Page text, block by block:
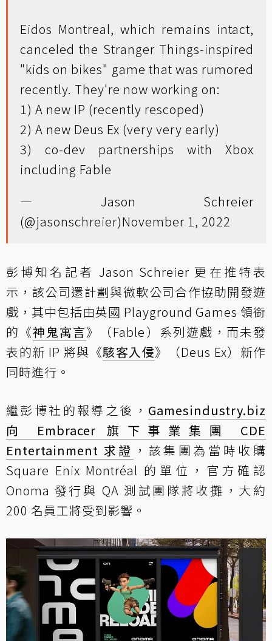
Eidos Montreal, which remains intact,
canceled the Stranger Things-inspired
"kids on bikes" game that was rumored
recently. They're now working on:
1) A new IP (recently rescoped)
2) A new Deus Ex (very very early)
3) co-dev partnerships with Xbox
including Fable
— Jason Schreier
(@jasonschreier)November 1, 2022
彭博知名記者 Jason Schreier 更在推特表
示，該公司還計劃與微軟公司合作協助開發遊
戲，其中包括由英國 Playground Games 領銜
的《神鬼寓言》（Fable）系列遊戲，而未發
表的新 IP 將與《駭客入侵》（Deus Ex）新作
同時進行。
繼彭博社的報導之後， Gamesindustry.biz
向 Embracer 旗下事業集團 CDE
Entertainment 求證 ，該集團為當時收購
Square Enix Montréal 的單位，官方確認
Onoma 發行與 QA 測試團隊將收攤，大約
200 名員工將受到影響。